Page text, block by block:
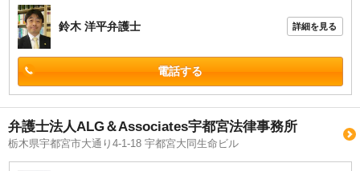
鈴木 洋平弁護士 詳細を見る
電話する
弁護士法人ALG＆Associates宇都宮法律事務所
栃木県宇都宮市大通り4-1-18 宇都宮大同生命ビル